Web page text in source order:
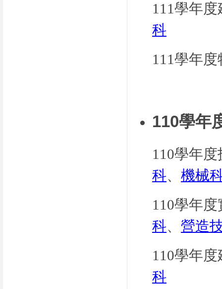
111學年
科
111學年
110學年
110學年度
科、 機械
110學年
科、 營造
110學年
科